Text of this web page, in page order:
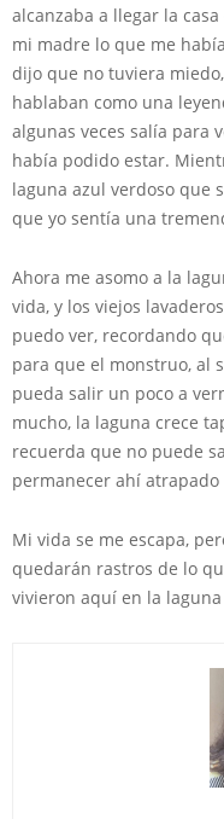
alcanzaba a llegar la
mi madre lo que me
dijo que no tuviera
hablaban como una
algunas veces salía para
había podido estar.
laguna azul verdoso que
que yo sentía una
Ahora me asomo a la
vida, y los viejos
puedo ver, recordando
para que el monstruo, al
pueda salir un poco a
mucho, la laguna crece
recuerda que no puede
permanecer ahí atrapado
Mi vida se me escapa,
quedarán rastros de lo
vivieron aquí en la